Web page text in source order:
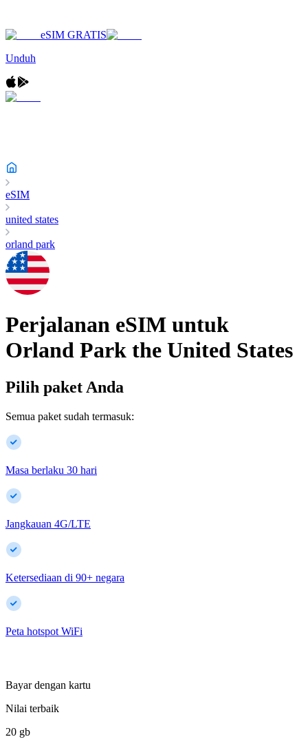
eSIM GRATIS
Unduh
eSIM
united states
orland park
Perjalanan eSIM untuk
Orland Park the United States
Pilih paket Anda
Semua paket sudah termasuk:
Masa berlaku 30 hari
Jangkauan 4G/LTE
Ketersediaan di 90+ negara
Peta hotspot WiFi
Bayar dengan kartu
Nilai terbaik
20 gb